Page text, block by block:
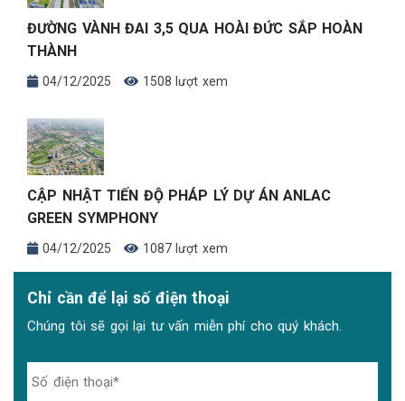
ĐƯỜNG VÀNH ĐAI 3,5 QUA HOÀI ĐỨC SẮP HOÀN
THÀNH
04/12/2025 1508 lượt xem
CẬP NHẬT TIẾN ĐỘ PHÁP LÝ DỰ ÁN ANLAC
GREEN SYMPHONY
04/12/2025 1087 lượt xem
Chỉ cần để lại số điện thoại
Chúng tôi sẽ gọi lại tư vấn miễn phí cho quý khách.